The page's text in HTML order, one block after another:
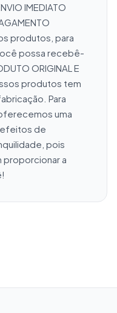
IMEDIATO
produtos, para
possa recebê-
ORIGINAL E
produtos tem
Para
uma
de
pois
a